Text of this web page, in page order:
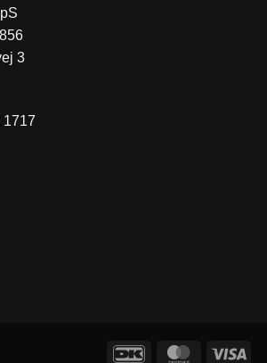
3
1717
DanKort MasterCard